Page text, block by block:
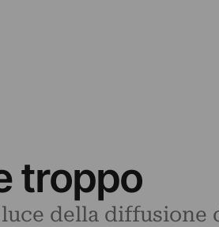
troppo
della diffusione